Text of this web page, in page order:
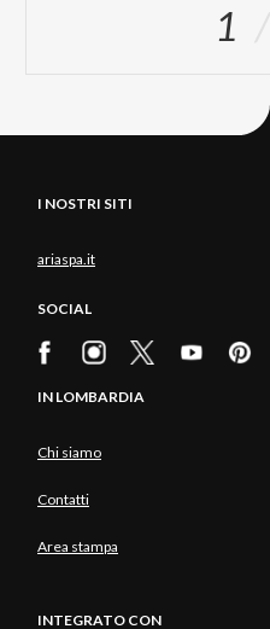
1
I NOSTRI SITI
ariaspa.it
SOCIAL
IN LOMBARDIA
Chi siamo
Contatti
Area stampa
INTEGRATO CON